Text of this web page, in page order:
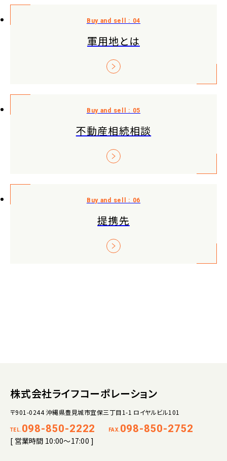
軍用地とは
不動産相続相談
提携先
株式会社ライフコーポレーション
〒901-0244 沖縄県豊見城市宜保三丁目1-1 ロイヤルビル101
TEL. 098-850-2222 FAX. 098-850-2752
[ 営業時間 10:00～17:00 ]